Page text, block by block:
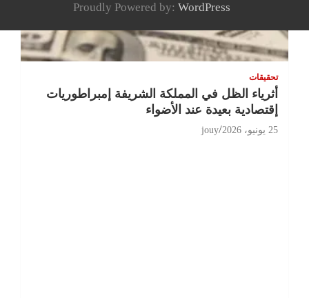
تحقيقات
أثرياء الظل في المملكة الشريفة إمبراطوريات
إقتصادية بعيدة عند الأضواء
25 يونيو، 2026 jouy
Proudly Powered by: WordPress